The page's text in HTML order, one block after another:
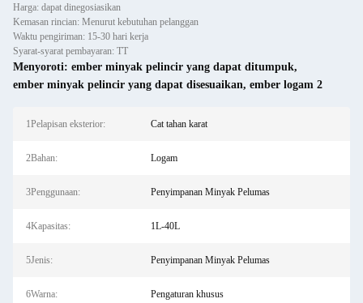
Harga: dapat dinegosiasikan
Kemasan rincian: Menurut kebutuhan pelanggan
Waktu pengiriman: 15-30 hari kerja
Syarat-syarat pembayaran: TT
Menyoroti: ember minyak pelincir yang dapat ditumpuk,
ember minyak pelincir yang dapat disesuaikan, ember logam 2
1Pelapisan eksterior: Cat tahan karat
2Bahan: Logam
3Penggunaan: Penyimpanan Minyak Pelumas
4Kapasitas: 1L-40L
5Jenis: Penyimpanan Minyak Pelumas
6Warna: Pengaturan khusus